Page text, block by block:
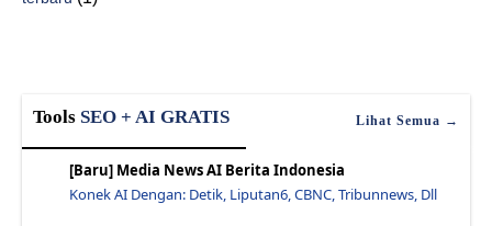
16 Teknik Seo Dasar Dengan Google Analytics - Jawa...
Prod Cast Unduh Podcast Dari Apple Podcasts Store....
Seo: Pengertian, Manfaat, Sejarah Waktu, Dan Cara ...
Tools SEO + AI GRATIS Lihat Semua →
[Baru] Media News AI Berita Indonesia
Konek AI Dengan: Detik, Liputan6, CBNC, Tribunnews, Dll